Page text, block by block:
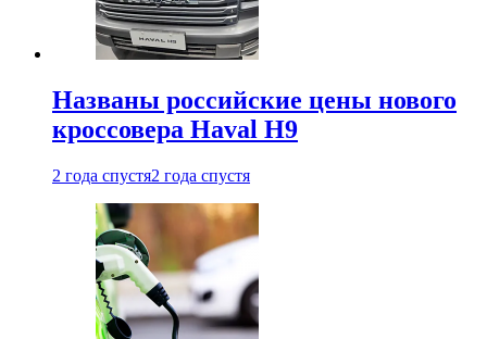
Названы российские цены нового
кроссовера Haval H9
2 года спустя2 года спустя